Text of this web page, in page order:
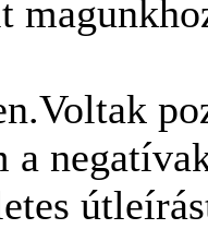
a